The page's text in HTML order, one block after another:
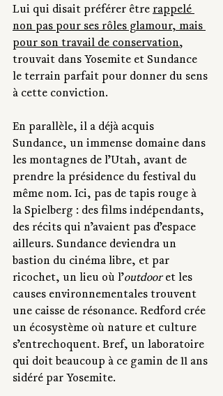
Lui qui disait préférer être rappelé
non pas pour ses rôles glamour, mais
pour son travail de conservation,
trouvait dans Yosemite et Sundance
le terrain parfait pour donner du sens
à cette conviction.
En parallèle, il a déjà acquis
Sundance, un immense domaine dans
les montagnes de l’Utah, avant de
prendre la présidence du festival du
même nom. Ici, pas de tapis rouge à
la Spielberg : des films indépendants,
des récits qui n’avaient pas d’espace
ailleurs. Sundance deviendra un
bastion du cinéma libre, et par
ricochet, un lieu où l’outdoor et les
causes environnementales trouvent
une caisse de résonance. Redford crée
un écosystème où nature et culture
s’entrechoquent. Bref, un laboratoire
qui doit beaucoup à ce gamin de 11 ans
sidéré par Yosemite.